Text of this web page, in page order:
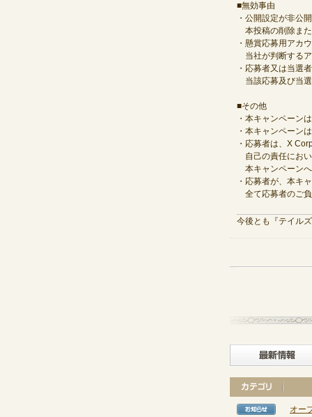
■無効事由
・公開設定が非公
本投稿の削除また
・懸賞応募用アカ
当社が判断する
・応募者又は当選
当該応募及び当
■その他
・本キャンペーン
・本キャンペーン
・応募者は、X
自己の責任にお
本キャンペーン
・応募者が、本キ
全て応募者のご
今後とも『テイル
【お
オー